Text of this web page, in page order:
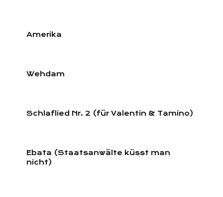
Amerika
Wehdam
Schlaflied Nr. 2 (für Valentin & Tamino)
Ebata (Staatsanwälte küsst man
nicht)